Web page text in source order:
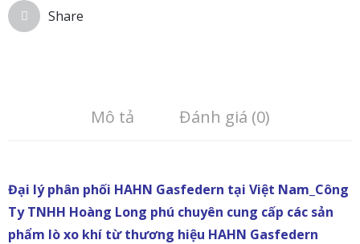
Share
Mô tả Đánh giá (0)
Đại lý phân phối HAHN Gasfedern tại Việt Nam_Công
Ty TNHH Hoàng Long phú chuyên cung cấp các sản
phẩm lò xo khí từ thương hiệu HAHN Gasfedern